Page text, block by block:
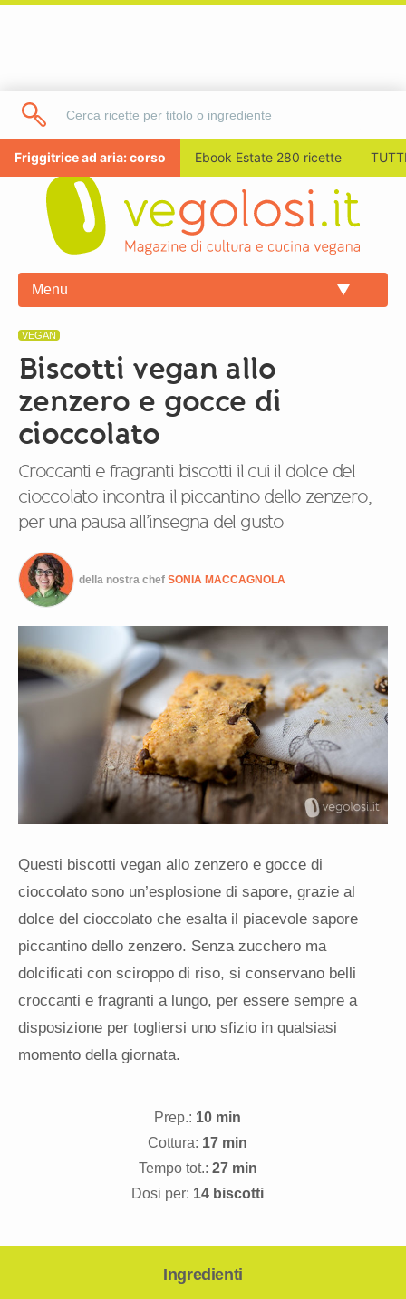
Friggitrice ad aria: corso Ebook Estate 280 ricette
Menu
VEGAN
Biscotti vegan allo
zenzero e gocce di
cioccolato
Croccanti e fragranti biscotti il cui il dolce del
cioccolato incontra il piccantino dello zenzero,
per una pausa all’insegna del gusto
della nostra chef SONIA MACCAGNOLA
Questi biscotti vegan allo zenzero e gocce di
cioccolato sono un’esplosione di sapore, grazie al
dolce del cioccolato che esalta il piacevole sapore
piccantino dello zenzero. Senza zucchero ma
dolcificati con sciroppo di riso, si conservano belli
croccanti e fragranti a lungo, per essere sempre a
disposizione per togliersi uno sfizio in qualsiasi
momento della giornata.
Prep.: 10 min
Cottura: 17 min
Tempo tot.: 27 min
Dosi per: 14 biscotti
Ingredienti